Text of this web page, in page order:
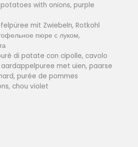
with onions, purple
mit Zwiebeln, Rotkohl
пюре с луком,
di patate con cipolle, cavolo
met uien, paarse
purée de pommes
chou violet